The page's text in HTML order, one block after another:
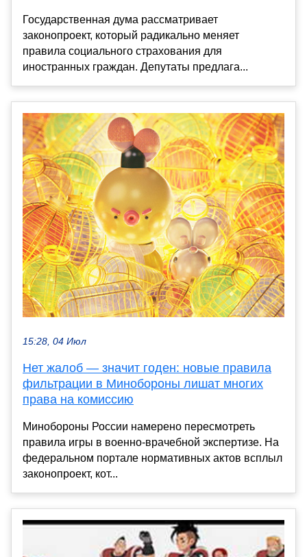
Государственная дума рассматривает
законопроект, который радикально меняет
правила социального страхования для
иностранных граждан. Депутаты предлага...
15:28, 04 Июл
Нет жалоб — значит годен: новые правила
фильтрации в Минобороны лишат многих
права на комиссию
Минобороны России намерено пересмотреть
правила игры в военно-врачебной экспертизе. На
федеральном портале нормативных актов всплыл
законопроект, кот...